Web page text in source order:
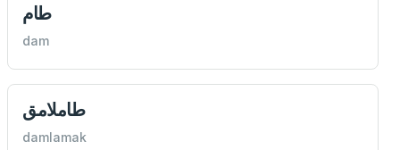
طام
dam
طاملامق
damlamak